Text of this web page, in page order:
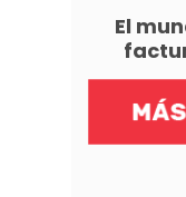
El